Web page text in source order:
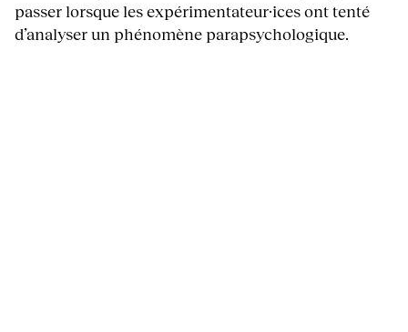
passer lorsque les expérimentateur·ices ont tenté
d’analyser un phénomène parapsychologique.